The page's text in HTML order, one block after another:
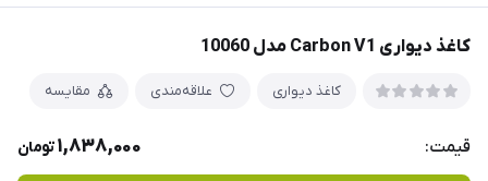
کاغذ دیواری Carbon V1 مدل 10060
کاغذ دیواری علاقه‌مندی مقایسه
قیمت: 1,838,000تومان